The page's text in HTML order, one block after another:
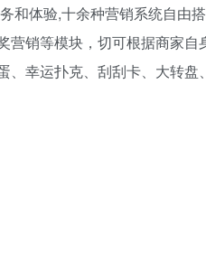
和体验,十余种营销系统自由
销等模块，切可根据商家
幸运扑克、刮刮卡、大转